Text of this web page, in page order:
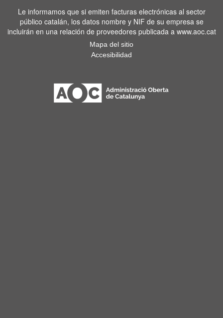
Le informamos que si emiten facturas electrónicas al sector
público catalán, los datos nombre y NIF de su empresa se
incluirán en una relación de proveedores publicada a www.aoc.cat
Mapa del sitio
Accesibilidad